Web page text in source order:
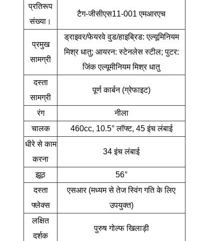
प्रतिरूप
संख्या।
टैग-जीसीएस11-001 एमआरएच
प्रमुख
सामग्री
ड्राइवर/फेयरवे वुड/हाइब्रिड: एल्यूमिनियम
मिश्र धातु; आयरन: स्टेनलेस स्टील; पुटर:
जिंक एल्यूमीनियम मिश्र धातु
दस्ता
सामग्री
पूर्ण कार्बन (ग्रेफाइट)
रंग
नीला
चालक
460cc, 10.5° लॉफ्ट, 45 इंच लंबाई
धीरे से काम
करना
34 इंच लंबाई
झूठ
56°
दस्ता
फ्लेक्स
एसआर (मध्यम से तेज स्विंग गति के लिए
उपयुक्त)
लक्षित
दर्शक
पुरुष गोल्फ खिलाड़ी